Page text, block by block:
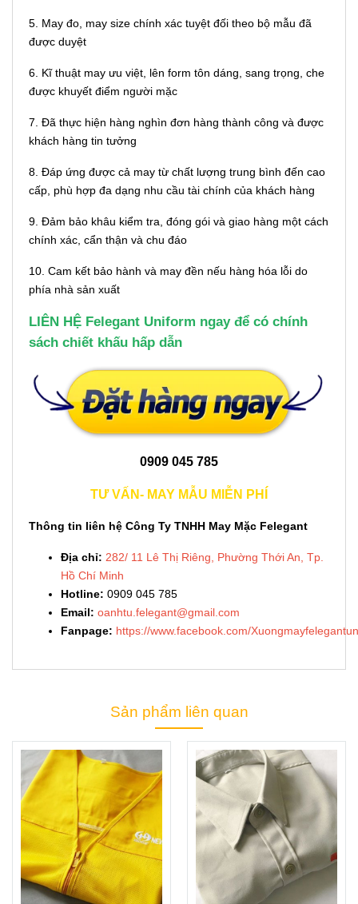
5. May đo, may size chính xác tuyệt đối theo bộ mẫu đã
được duyệt
6. Kĩ thuật may ưu việt, lên form tôn dáng, sang trọng, che
được khuyết điểm người mặc
7. Đã thực hiện hàng nghìn đơn hàng thành công và được
khách hàng tin tưởng
8. Đáp ứng được cả may từ chất lượng trung bình đến cao
cấp, phù hợp đa dạng nhu cầu tài chính của khách hàng
9. Đảm bảo khâu kiểm tra, đóng gói và giao hàng một cách
chính xác, cẩn thận và chu đáo
10. Cam kết bảo hành và may đền nếu hàng hóa lỗi do
phía nhà sản xuất
LIÊN HỆ Felegant Uniform ngay để có chính
sách chiết khấu hấp dẫn
0909 045 785
TƯ VẤN- MAY MẪU MIỄN PHÍ
Thông tin liên hệ Công Ty TNHH May Mặc Felegant
Địa chỉ: 282/ 11 Lê Thị Riêng, Phường Thới An, Tp.
Hồ Chí Minh
Hotline: 0909 045 785
Email: oanhtu.felegant@gmail.com
Fanpage: https://www.facebook.com/
Sản phẩm liên quan